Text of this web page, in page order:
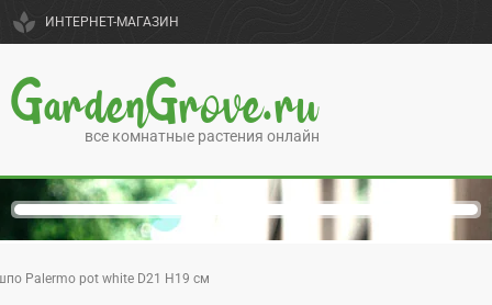
spa ИНТЕРНЕТ-МАГАЗИН
GardenGrove.ru
все комнатные растения онлайн
Palermo pot white D21 H19 см